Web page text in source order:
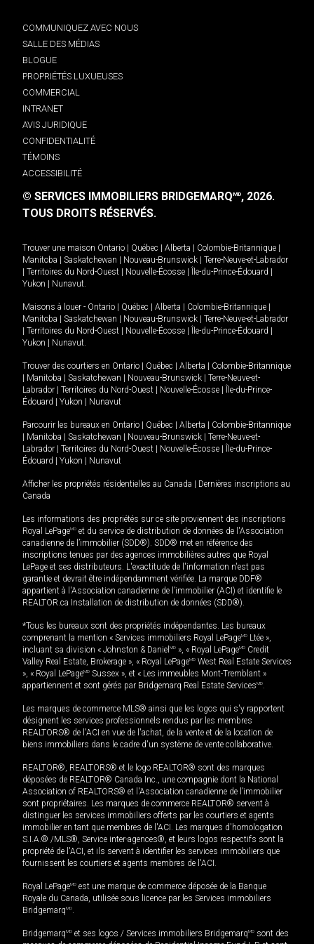
COMMUNIQUEZ AVEC NOUS
SALLE DES MÉDIAS
BLOGUE
PROPRIÉTÉS LUXUEUSES
COMMERCIAL
INTRANET
AVIS JURIDIQUE
CONFIDENTIALITÉ
TÉMOINS
ACCESSIBILITÉ
© SERVICES IMMOBILIERS BRIDGEMARQMD, 2026.
TOUS DROITS RÉSERVÉS.
Trouver une maison Ontario Québec Alberta Colombie-Britannique
Manitoba
Saskatchewan Nouveau-Brunswick
Terre-Neuve-et-Labrador
Territoires du Nord-Ouest Nouvelle-Écosse Île-du-Prince-Édouard
Yukon
Nunavut.
Maisons à louer - Ontario Québec Alberta Colombie-Britannique
Manitoba
Saskatchewan Nouveau-Brunswick
Terre-Neuve-et-Labrador
Territoires du Nord-Ouest Nouvelle-Écosse Île-du-Prince-Édouard
Yukon
Nunavut.
Trouver des courtiers en Ontario Québec Alberta
Colombie-Britannique
Manitoba Saskatchewan Nouveau-Brunswick
Terre-Neuve-et-
Labrador
Territoires du Nord-Ouest Nouvelle-Écosse
Île-du-Prince-
Édouard
Yukon Nunavut
Parcourir les bureaux en Ontario Québec Alberta
Colombie-Britannique
Manitoba Saskatchewan Nouveau-Brunswick
Terre-Neuve-et-
Labrador
Territoires du Nord-Ouest Nouvelle-Écosse
Île-du-Prince-
Édouard
Yukon Nunavut
Afficher les propriétés résidentielles au Canada
Dernières inscriptions au
Canada
Les informations des propriétés sur ce site proviennent des inscriptions
Royal LePageMD et du service de distribution de données de l'Association
canadienne de l’immobilier (SDD®). SDD® met en référence des
inscriptions tenues par des agences immobilières autres que Royal
LePage et ses distributeurs. L'exactitude de l'information n'est pas
garantie et devrait être indépendamment vérifiée. La marque DDF®
appartient à l'Association canadienne de l’immobilier (ACI) et identifie le
REALTOR.ca Installation de distribution de données (SDD®).
*Tous les bureaux sont des propriétés indépendantes. Les bureaux
comprenant la mention « Services immobiliers Royal LePageMD Ltée »,
incluant sa division « Johnston & Daniel MD », « Royal LePageMD Credit
Valley Real Estate, Brokerage », « Royal LePageMD West Real Estate Services
», « Royal LePageMD Sussex », et « Les immeubles Mont-Tremblant »
appartiennent et sont gérés par Bridgemarq Real Estate ServicesMD.
Les marques de commerce MLS® ainsi que les logos qui s'y rapportent
désignent les services professionnels rendus par les membres
REALTORS® de l'ACI en vue de l'achat, de la vente et de la location de
biens immobiliers dans le cadre d'un système de vente collaborative.
REALTOR®, REALTORS® et le logo REALTOR® sont des marques
déposées de REALTOR® Canada Inc., une compagnie dont la National
Association of REALTORS® et l'Association canadienne de l’immobilier
sont propriétaires. Les marques de commerce REALTOR® servent à
distinguer les services immobiliers offerts par les courtiers et agents
immobilier en tant que membres de l'ACI. Les marques d'homologation
S.I.A.® /MLS®, Service inter-agences®, et leurs logos respectifs sont la
propriété de l'ACI, et ils servent à identifier les services immobiliers que
fournissent les courtiers et agents membres de l'ACI.
Royal LePageMD est une marque de commerce déposée de la Banque
Royale du Canada, utilisée sous licence par les Services immobiliers
BridgemarqMD.
BridgemarqMD et ses logos / Services immobiliers BridgemarqMD sont des